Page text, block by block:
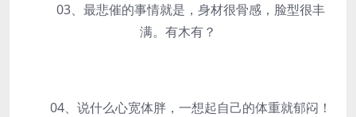
03、最悲催的事情就是，身材很骨感，脸型很丰
满。有木有？
04、说什么心宽体胖，一想起自己的体重就郁闷！